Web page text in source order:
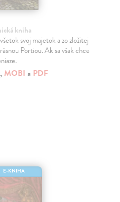
kniha
svoj majetok a zo zložitej
Portiou. Ak sa však chce
, MOBI a PDF
E-KNIHA